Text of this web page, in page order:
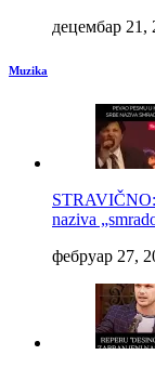
децембар 21,
Muzika
naziva
фебруар 27,